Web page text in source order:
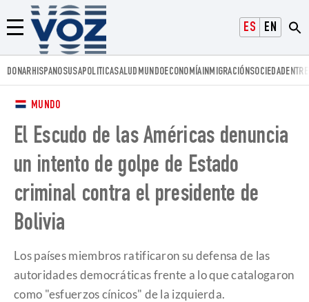
ESPAÑOLENGLISH
Menú
Voz.us
DONARHISPANOSUSAPOLITICASALUD MUNDOECONOMÍAINMIGRACIÓNSOCIEDAD
MUNDO
El Escudo de las Américas denuncia
un intento de golpe de Estado
criminal contra el presidente de
Bolivia
Los países miembros ratificaron su defensa de las
autoridades democráticas frente a lo que catalogaron
como "esfuerzos cínicos" de la izquierda.